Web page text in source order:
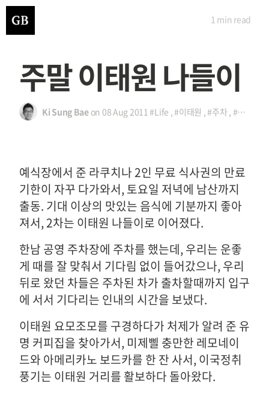
주말 이태원 나들이
Ki Sung Baeon 08 Aug 2011#Life ,#이태원 ,#주차, #standing coffee
1 min read
예식장에서 준 라쿠치나 2인 무료 식사권의 만료
기한이 자꾸 다가와서, 토요일 저녁에 남산까지
출동. 기대 이상의 맛있는 음식에 기분까지 좋아
져서, 2차는 이태원 나들이로 이어졌다.
한남 공영 주차장에 주차를 했는데, 우리는 운좋
게 때를 잘 맞춰서 기다림 없이 들어갔으나, 우리
뒤로 왔던 차들은 주차된 차가 출차할때까지 입구
에 서서 기다리는 인내의 시간을 보냈다.
이태원 요모조모를 구경하다가 처제가 알려 준 유
명 커피집을 찾아가서, 미제삘 충만한 레모네이
드와 아메리카노 보드카를 한 잔 사서, 이국정취
풍기는 이태원 거리를 활보하다 돌아왔다.